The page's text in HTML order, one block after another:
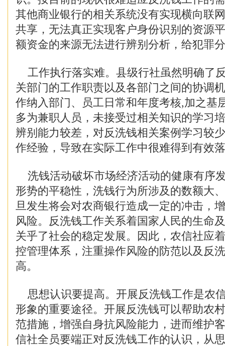
其他商业银行的相关系统没有实现横向联
共享，无法真正实现客户身份识别的资源
额资金的来源无法进行辨别分析，给犯罪
工作执行落实难。县级行社虽然明确了
关部门的工作职责以及各部门之间的协调
作纳入部门、员工日常和年度考核,加之基
多为兼职人员，未接受过相关知识的学习
辨别能力较差，对反洗钱相关案例学习较
作经验，导致在实际工作中很难得到有效
洗钱活动破坏市场经济活动的健康有序
形势的平稳性，洗钱行为所涉及的数额大
旦发生将会对农商银行造成一定的冲击，
风险。反洗钱工作关系着国家人民的生命
关乎了社会的稳定发展。因此，农信社应
控管理体系，注重操作风险的防范以及反
高。
思想认识要提高。开展反洗钱工作是农
形象的重要途径。开展反洗钱可以帮助农
范措施，增强自身抗风险能力，进而维护
信社全员要端正对反洗钱工作的认识，从